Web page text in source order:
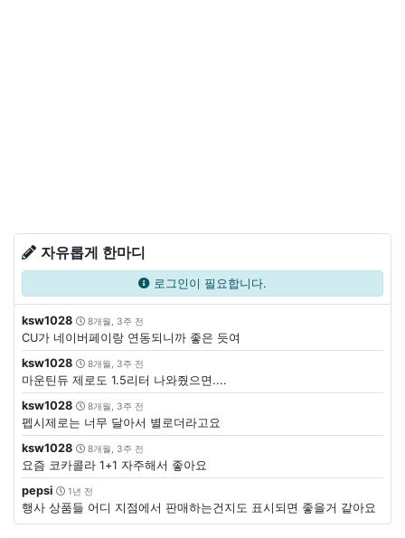
자유롭게 한마디
로그인이 필요합니다.
ksw1028 8개월, 3주 전
CU가 네이버페이랑 연동되니까 좋은 듯여
ksw1028
8개월, 3주 전
마운틴듀 제로도 1.5리터 나와줬으면....
ksw1028
8개월, 3주 전
펩시제로는 너무 달아서 별로더라고요
ksw1028
8개월, 3주 전
요즘 코카콜라 1+1 자주해서 좋아요
pepsi
1년 전
행사 상품들 어디 지점에서 판매하는건지도 표시되면 좋을거 같아요